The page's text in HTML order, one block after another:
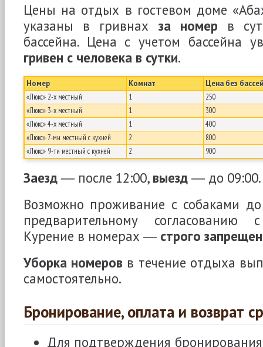
Цены на отдых в гостевом доме
указаны в гривнах за номер в
бассейна. Цена с учетом бассейна
гривен с человека в сутки.
Номер Комнат
Цена без
«Люкс» 2-х местный
1
250
«Люкс» 3-х местный
1
300
«Люкс» 4-х местный
1
400
«Люкс» 7-ми местный с кухней
2
800
«Люкс» 9-ти местный с кухней
2 900
Заезд ― после 12:00, выезд ― до 09:00.
Возможно проживание с собаками
предварительному согласованию
Курение в номерах ― строго
Уборка номеров в течение отдыха
самостоятельно.
Бронирование, оплата и возврат
Для подтверждения